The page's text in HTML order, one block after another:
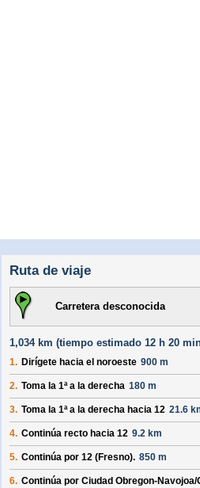
Ruta de viaje
Carretera desconocida
1,034 km (tiempo estimado 12 h 20
1. Dirígete hacia el noroeste 900 m
2. Toma la 1ª a la derecha 180 m
3. Toma la 1ª a la derecha hacia 12 21.6
4. Continúa recto hacia 12 9.2 km
5. Continúa por 12 (Fresno). 850 m
6. Continúa por Ciudad Obregon-Navojoa/